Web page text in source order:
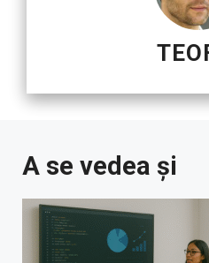
A se vedea și